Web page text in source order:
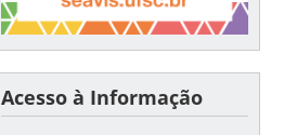
Acesso à Informação